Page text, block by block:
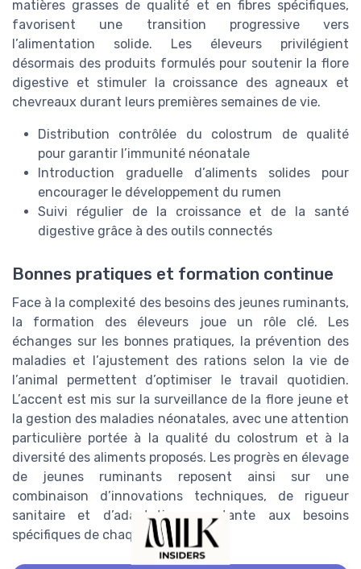
matières grasses de qualité et en fibres spécifiques,
favorisent une transition progressive vers
l’alimentation solide. Les éleveurs privilégient
désormais des produits formulés pour soutenir la flore
digestive et stimuler la croissance des agneaux et
chevreaux durant leurs premières semaines de vie.
Distribution contrôlée du colostrum de qualité
pour garantir l’immunité néonatale
Introduction graduelle d’aliments solides pour
encourager le développement du rumen
Suivi régulier de la croissance et de la santé
digestive grâce à des outils connectés
Bonnes pratiques et formation continue
Face à la complexité des besoins des jeunes ruminants,
la formation des éleveurs joue un rôle clé. Les
échanges sur les bonnes pratiques, la prévention des
maladies et l’ajustement des rations selon la vie de
l’animal permettent d’optimiser le travail quotidien.
L’accent est mis sur la surveillance de la flore jeune et
la gestion des maladies néonatales, avec une attention
particulière portée à la qualité du colostrum et à la
diversité des aliments proposés. Les progrès en élevage
de jeunes ruminants reposent ainsi sur une
combinaison d’innovations techniques, de rigueur
sanitaire et d’adaptation constante aux besoins
spécifiques de chaque animal.